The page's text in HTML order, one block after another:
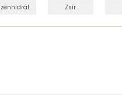
Zsír